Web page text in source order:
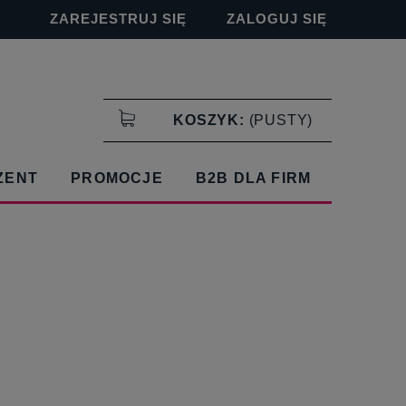
ZAREJESTRUJ SIĘ ZALOGUJ SIĘ
KOSZYK: (PUSTY)
PROMOCJE B2B DLA FIRM